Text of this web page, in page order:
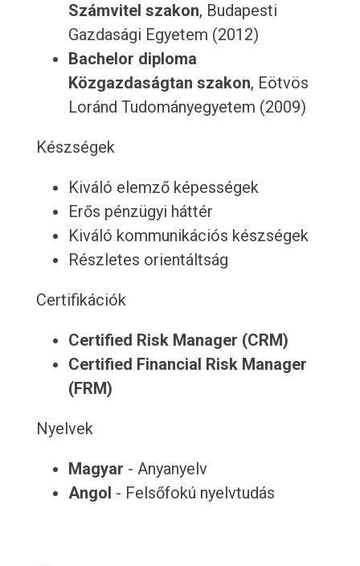
Számvitel szakon, Budapesti
Gazdasági Egyetem (2012)
Bachelor diploma
Közgazdaságtan szakon, Eötvös
Loránd Tudományegyetem (2009)
Készségek
Kiváló elemző képességek
Erős pénzügyi háttér
Kiváló kommunikációs készségek
Részletes orientáltság
Certifikációk
Certified Risk Manager (CRM)
Certified Financial Risk Manager
(FRM)
Nyelvek
Magyar - Anyanyelv
Angol - Felsőfokú nyelvtudás